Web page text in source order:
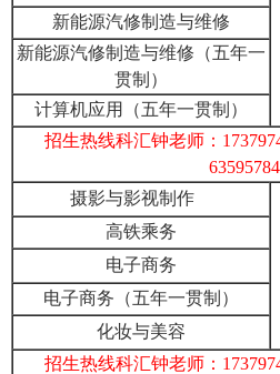
新能源汽修制造与维修
新能源汽修制造与维修（五年一
贯制）
计算机应用（五年一贯制）
招生热线科汇钟老师：
摄影与影视制作
高铁乘务
电子商务
电子商务（五年一贯制）
化妆与美容
招生热线科汇钟老师：